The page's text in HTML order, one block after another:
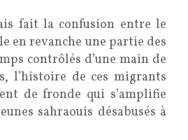
fait la confusion entre le
en revanche une partie des
contrôlés d’une main de
l’histoire de ces migrants
de fronde qui s’amplifie
sahraouis désabusés à